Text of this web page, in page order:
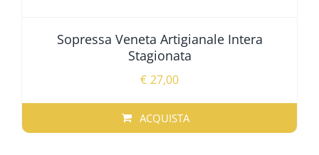
Sopressa Veneta Artigianale Intera
Stagionata
€ 27,00
ACQUISTA